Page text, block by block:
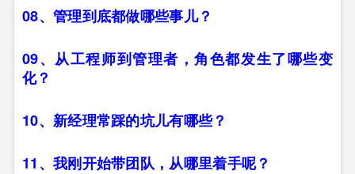
08、管理到底都做哪些事儿？
09、从工程师到管理者，角色都发生了哪些变
化？
10、新经理常踩的坑儿有哪些？
11、我刚开始带团队，从哪里着手呢？